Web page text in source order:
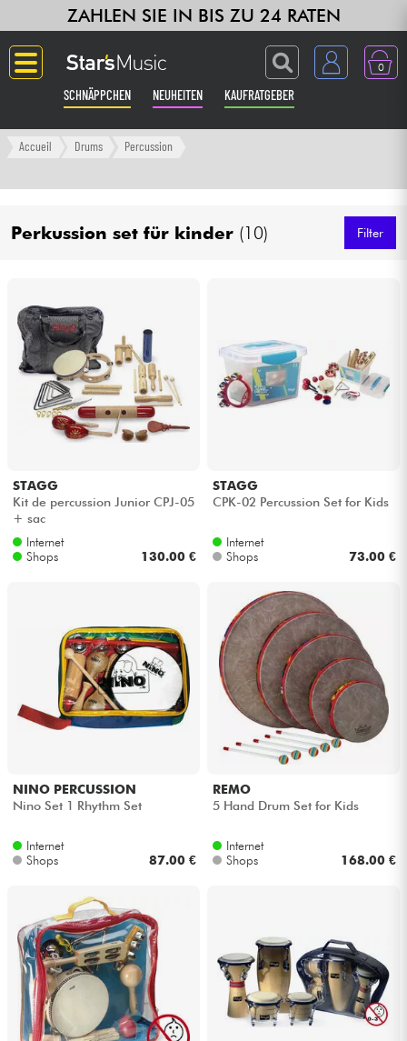
ZAHLEN SIE IN BIS ZU 24 RATEN
0
SCHNÄPPCHEN NEUHEITEN KAUFRATGEBER
Langue
Verstärker & Effekte
Synths & samplers
Studio
Kopfhörer
Drums
Blasinstrumente
Kinder
Kabel & Zubehöre
HiFi
Bundle
Sehen Sie sich unsere Marken an
Accueil Drums Percussion
Perkussion set für kinder (10) Filter
STAGG
Kit de percussion Junior CPJ-05
+ sac
Internet
Shops
130.00 €
STAGG
CPK-02 Percussion Set for Kids
Internet
Shops
73.00 €
NINO PERCUSSION
Nino Set 1 Rhythm Set
Internet
Shops
87.00 €
REMO
5 Hand Drum Set for Kids
Internet
Shops
168.00 €